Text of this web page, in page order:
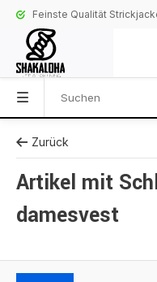
Feinste Qualität
Zurück
Artikel mit
damesvest